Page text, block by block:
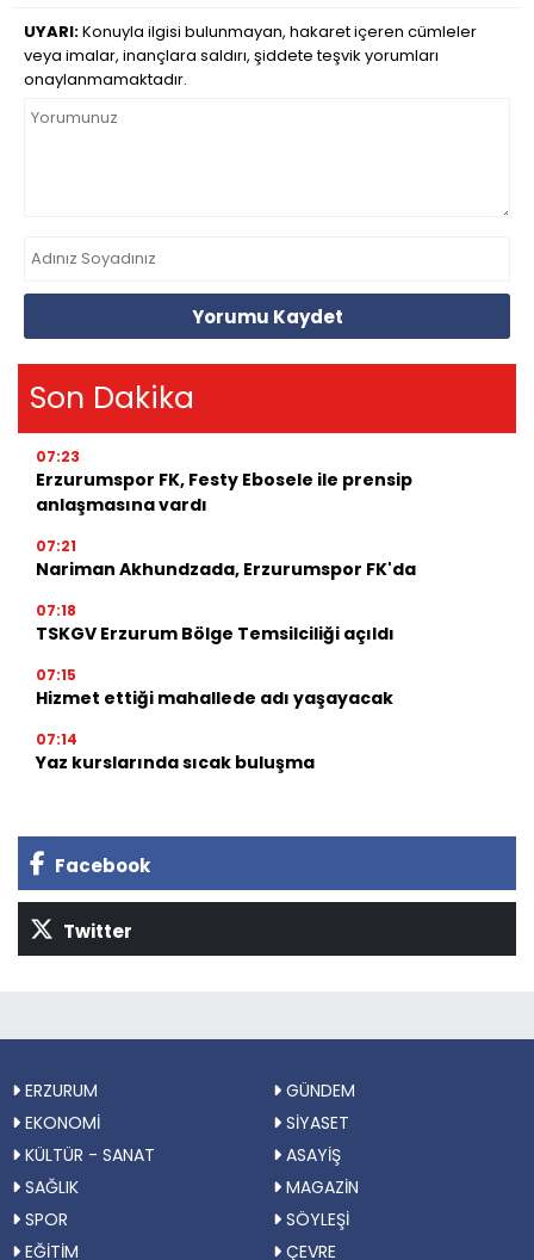
UYARI:Konuyla ilgisi bulunmayan, hakaret içeren cümleler
veya imalar, inançlara saldırı, şiddete teşvik yorumları
onaylanmamaktadır.
Yorumu Kaydet
Son Dakika
07:23
Erzurumspor FK, Festy Ebosele ile prensip
anlaşmasına vardı
07:21
Nariman Akhundzada, Erzurumspor FK'da
07:18
TSKGV Erzurum Bölge Temsilciliği açıldı
07:15
Hizmet ettiği mahallede adı yaşayacak
07:14
Yaz kurslarında sıcak buluşma
Facebook
Twitter
ERZURUM
GÜNDEM
EKONOMİ
SİYASET
KÜLTÜR - SANAT
ASAYİŞ
SAĞLIK
MAGAZİN
SPOR
SÖYLEŞİ
EĞİTİM
ÇEVRE